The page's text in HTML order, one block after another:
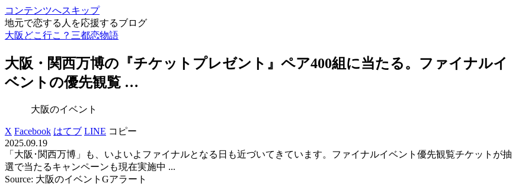
コンテンツへスキップ
地元で恋する人を応援するブログ
大阪どこ行こ？三都恋物語
大阪 ・関西万博の『チケットプレゼント』ペア400組に当たる。ファイナルイ
ベント の優先観覧 …
大阪のイベント
X Facebook はてブ LINE コピー
2025.09.19
「大阪･関西万博」も、いよいよファイナルとなる日も近づいてきています。ファイナルイベント優先観覧チケットが抽
選で当たるキャンペーンも現在実施中 ...
Source: 大阪のイベントGアラート